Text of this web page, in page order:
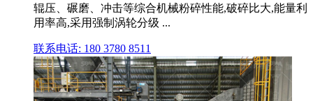
辊压、碾磨、冲击等综合机械粉碎性能,破碎比大,能量利
用率高,采用强制涡轮分级 ...
联系电话: 180 3780 8511